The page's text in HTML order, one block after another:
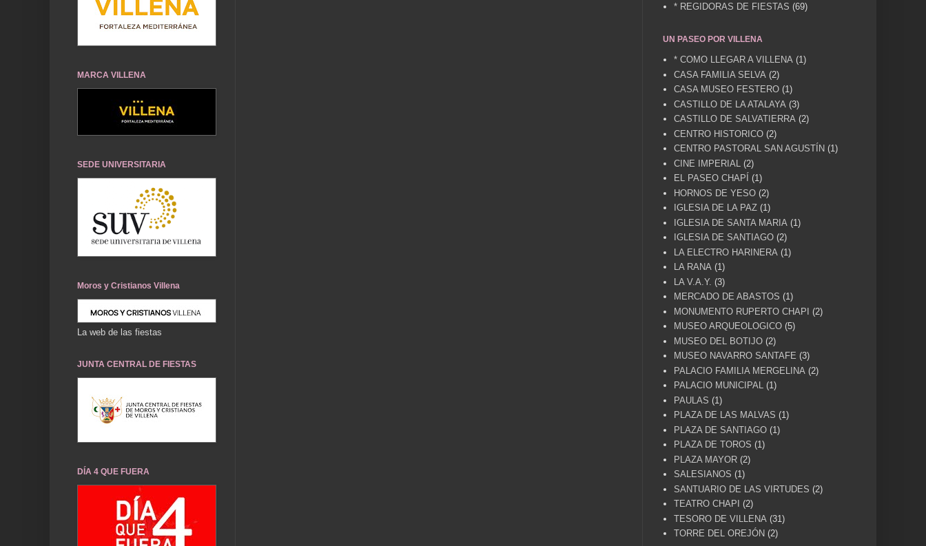
MARCA VILLENA
SEDE UNIVERSITARIA
Moros y Cristianos Villena
La web de las fiestas
JUNTA CENTRAL DE FIESTAS
DÍA 4 QUE FUERA
* REGIDORAS DE FIESTAS (69)
UN PASEO POR VILLENA
* COMO LLEGAR A VILLENA (1)
CASA FAMILIA SELVA (2)
CASA MUSEO FESTERO (1)
CASTILLO DE LA ATALAYA (3)
CASTILLO DE SALVATIERRA (2)
CENTRO HISTORICO (2)
CENTRO PASTORAL SAN AGUSTÍN (1)
CINE IMPERIAL
(2)
EL PASEO CHAPÍ
(1)
HORNOS DE YESO (2)
IGLESIA DE LA PAZ (1)
IGLESIA DE SANTA MARIA (1)
IGLESIA DE SANTIAGO (2)
LA ELECTRO HARINERA (1)
LA RANA (1)
LA V.A.Y. (3)
MERCADO DE ABASTOS (1)
MONUMENTO RUPERTO CHAPI
(2)
MUSEO ARQUEOLOGICO (5)
MUSEO DEL BOTIJO (2)
MUSEO NAVARRO SANTAFE (3)
PALACIO FAMILIA MERGELINA (2)
PALACIO MUNICIPAL (1)
PAULAS (1)
PLAZA DE LAS MALVAS (1)
PLAZA DE SANTIAGO (1)
PLAZA DE TOROS (1)
PLAZA MAYOR (2)
SALESIANOS (1)
SANTUARIO DE LAS VIRTUDES (2)
TEATRO CHAPI
(2)
TESORO DE VILLENA (31)
TORRE DEL OREJÓN (2)